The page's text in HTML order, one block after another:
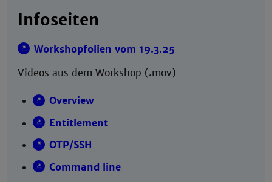
Infoseiten
Workshopfolien vom 19.3.25
Videos aus dem Workshop (.mov)
Overview
Entitlement
OTP/SSH
Command line